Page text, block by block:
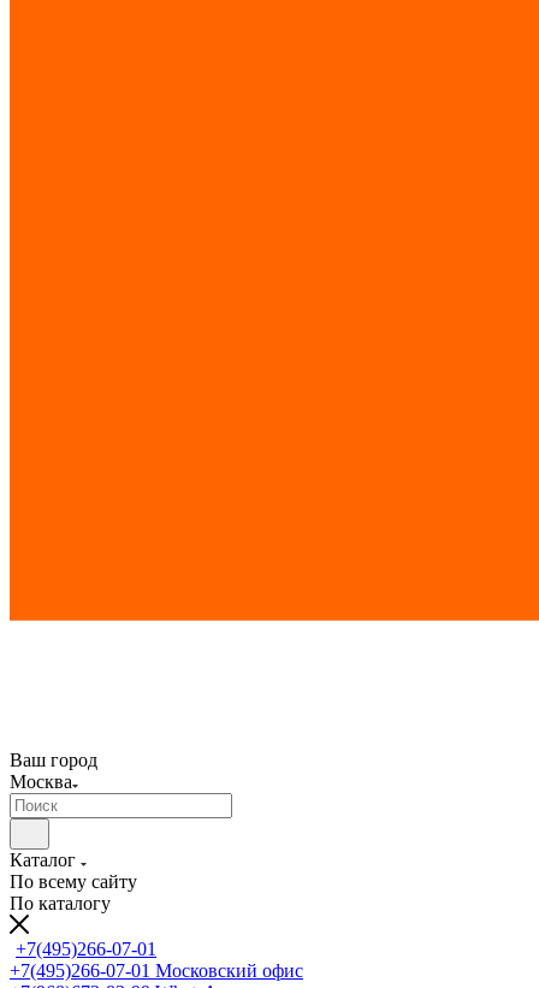
Ваш город
Москва
Каталог
По всему сайту
По каталогу
+7(495)266-07-01
+7(495)266-07-01 Московский офис